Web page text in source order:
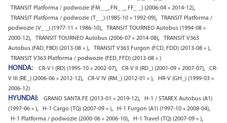
TRANSIT Platforma / podwozie (FM_ _, FN_ _, FF_ _) (2006-04 » 2014-12),
TRANSIT Platforma / podwozie (T_ _) (1985-10 » 1992-09),
TRANSIT Platforma /
podwozie (V_ _) (1977-11 » 1986-10),
TRANSIT TOURNEO Autobus (1994-08 »
2000-12), TRANSIT TOURNEO Autobus (2006-07 » 2014-08),
TRANSIT V363
Autobus (FAD, FBD) (2013-08 » ), TRANSIT V363 Furgon (FCD, FDD) (2013-08 » ),
TRANSIT V363 Platforma / podwozie (FED, FFD) (2013-08 » )
HONDA: CR-V I (RD) (1995-10 » 2002-07), CR-V II (RD_) (2001-09 » 2007-07),
CR-
V III (RE_) (2006-06 » 2012-12), CR-V IV (RM_) (2012-01 » ),
HR-V (GH_) (1999-03 »
2006-12)
HYUNDAI: GRAND SANTA FE (2013-01 » 2019-12),
H-1 / STAREX Autobus (A1)
(1997-06 » ), H-1 Cargo (TQ) (2007-09 » ), H-1 Furgon (A1) (1997-10 » 2008-04),
H-1 Platforma / podwozie (2000-06 » 2006-10), H-1 Travel (TQ) (2007-09 » ),